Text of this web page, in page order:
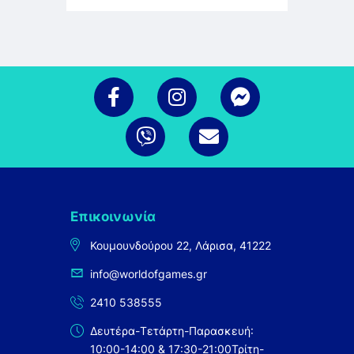
Επικοινωνία
Κουμουνδούρου 22, Λάρισα, 41222
info@worldofgames.gr
2410 538555
Δευτέρα-Τετάρτη-Παρασκευή:
10:00-14:00 & 17:30-21:00Τρίτη-